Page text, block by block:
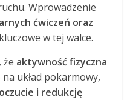
Wprowadzenie
ćwiczeń oraz
w tej walce.
że aktywność fizyczna
układ pokarmowy,
i redukcję